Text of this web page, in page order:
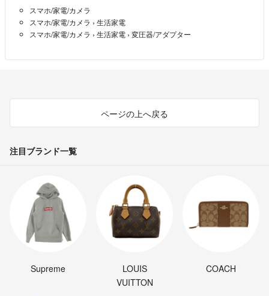
スマホ/家電/カメラ
スマホ/家電/カメラ › 生活家電
スマホ/家電/カメラ › 生活家電 › 変圧器/アダプター
ページの上へ戻る
注目ブランド一覧
Supreme
LOUIS
VUITTON
COACH